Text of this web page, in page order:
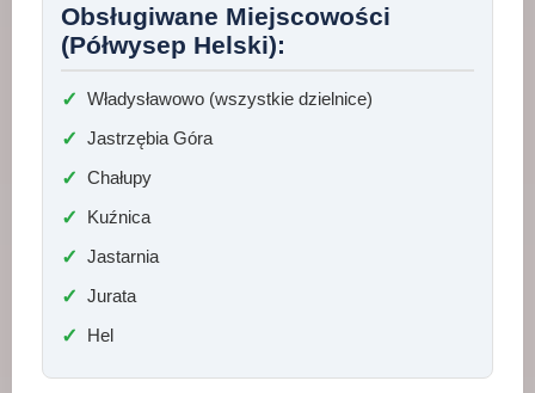
Obsługiwane Miejscowości
(Półwysep Helski):
Władysławowo (wszystkie dzielnice)
Jastrzębia Góra
Chałupy
Kuźnica
Jastarnia
Jurata
Hel